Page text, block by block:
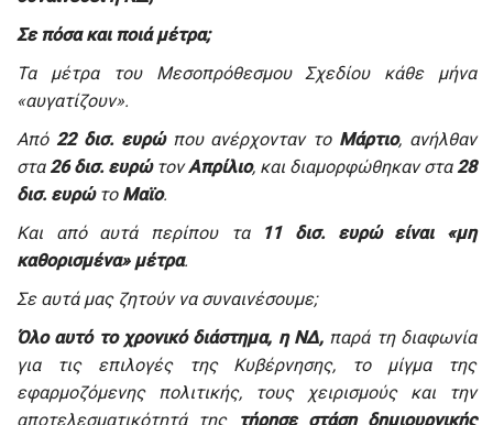
Σε πόσα και ποιά μέτρα;
Τα μέτρα του Μεσοπρόθεσμου Σχεδίου κάθε μήνα
«αυγατίζουν».
Από 22 δισ. ευρώπου ανέρχονταν το Μάρτιο, ανήλθαν
στα 26 δισ. ευρώτονΑπρίλιο, και διαμορφώθηκαν στα 28
δισ. ευρώτο Μαϊο.
Και από αυτά περίπου τα
11 δισ. ευρώ είναι «μη
καθορισμένα» μέτρα.
Σε αυτά μας ζητούν να συναινέσουμε;
Όλο αυτό το χρονικό διάστημα, η ΝΔ, παρά τη διαφωνία
για τις επιλογές της Κυβέρνησης, το μίγμα της
εφαρμοζόμενης πολιτικής, τους χειρισμούς και την
αποτελεσματικότητά της
τήρησε στάση δημιουργικής